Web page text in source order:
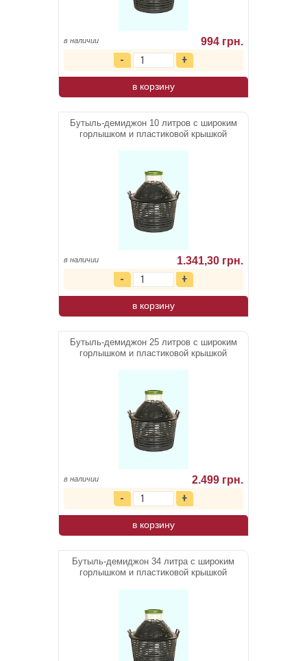
в наличии 994 грн.
в корзину
Бутыль-демиджон 10 литров с широким
горлышком и пластиковой крышкой
в наличии 1.341,30 грн.
в корзину
Бутыль-демиджон 25 литров с широким
горлышком и пластиковой крышкой
в наличии 2.499 грн.
в корзину
Бутыль-демиджон 34 литра с широким
горлышком и пластиковой крышкой